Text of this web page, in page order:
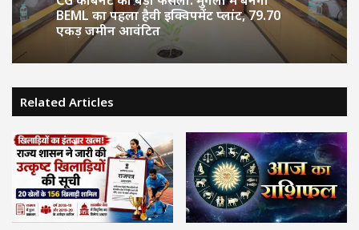
BEML का पहला हैवी इक्विपमेंट प्लांट, 79.70
एकड़ जमीन आवंटित
Related Articles